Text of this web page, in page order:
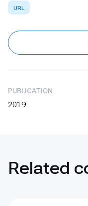
URL
PUBLICATION
2019
Related